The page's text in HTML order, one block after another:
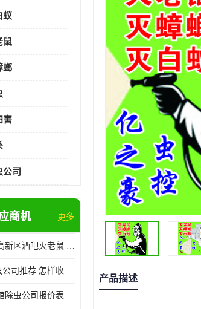
蚁
鼠
螂
害
司
商机 更多
灭鼠 南宁高新区酒吧灭老鼠 诚信经营
养殖场除虫公司推荐 怎样收费 除苍蝇
除虫公司报价表
产品描述